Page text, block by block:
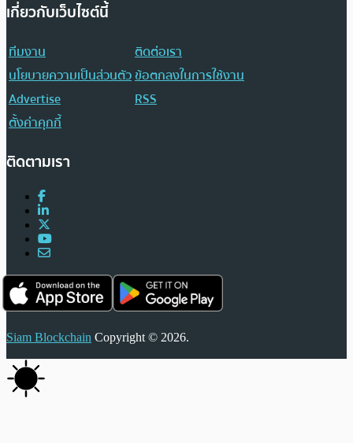
เกี่ยวกับเว็บไซต์นี้
ทีมงาน
ติดต่อเรา
นโยบายความเป็นส่วนตัวข้อตกลงในการใช้งาน
Advertise
RSS
ตั้งค่าคุกกี้
ติดตามเรา
Siam Blockchain Copyright © 2026.